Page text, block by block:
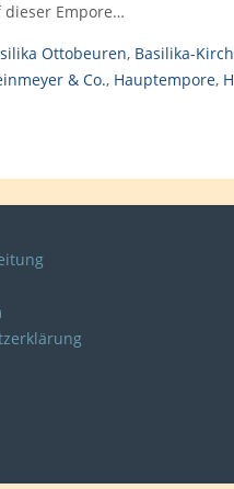
dieser Empore…
Ottobeuren, Basilika-
& Co., Hauptempore,